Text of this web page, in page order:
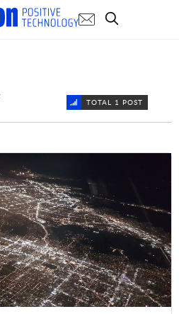
TOTAL 1 POST